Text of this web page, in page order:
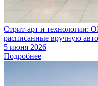
Стрит-арт и технологии:
расписанные вручную
5 июня 2026
Подробнее